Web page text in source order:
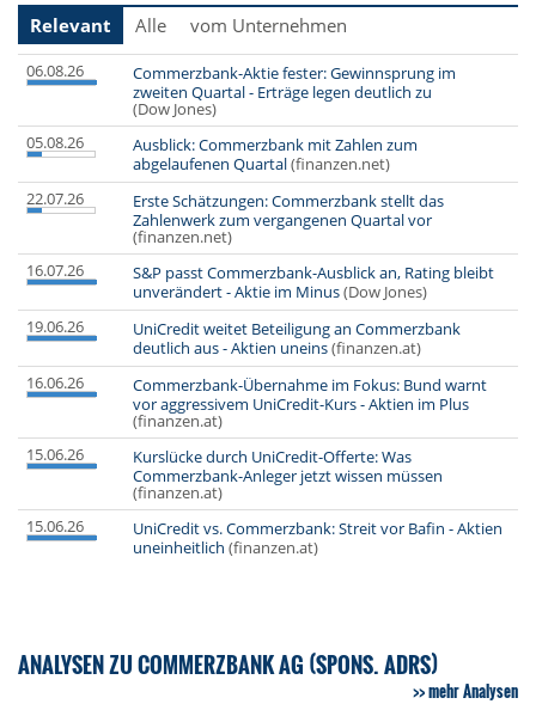
Relevant Alle vom Unternehmen
06.08.26
Commerzbank-Aktie fester: Gewinnsprung im
zweiten Quartal - Erträge legen deutlich zu
(Dow Jones)
05.08.26
Ausblick: Commerzbank mit Zahlen zum
abgelaufenen Quartal(finanzen.net)
22.07.26
Erste Schätzungen: Commerzbank stellt das
Zahlenwerk zum vergangenen Quartal vor
(finanzen.net)
16.07.26
S&P passt Commerzbank-Ausblick an, Rating bleibt
unverändert - Aktie im Minus(Dow Jones)
19.06.26
UniCredit weitet Beteiligung an Commerzbank
deutlich aus - Aktien uneins(finanzen.at)
16.06.26
Commerzbank-Übernahme im Fokus: Bund warnt
vor aggressivem UniCredit-Kurs - Aktien im Plus
(finanzen.at)
15.06.26
Kurslücke durch UniCredit-Offerte: Was
Commerzbank-Anleger jetzt wissen müssen
(finanzen.at)
15.06.26
UniCredit vs. Commerzbank: Streit vor Bafin - Aktien
uneinheitlich (finanzen.at)
ANALYSEN ZU COMMERZBANK AG (SPONS. ADRS)
mehr Analysen